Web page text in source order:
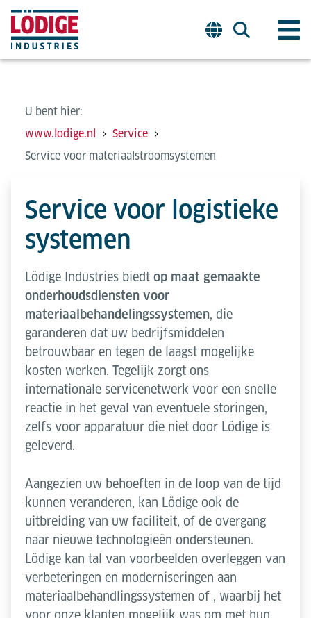
U bent hier:
www.lodige.nl
Service
Service voor materiaalstroomsystemen
Service voor logistieke
systemen
Lödige Industries biedt op maat gemaakte
onderhoudsdiensten voor
materiaalbehandelingssystemen, die
garanderen dat uw bedrijfsmiddelen
betrouwbaar en tegen de laagst mogelijke
kosten werken. Tegelijk zorgt ons
internationale servicenetwerk voor een snelle
reactie in het geval van eventuele storingen,
zelfs voor apparatuur die niet door Lödige is
geleverd.
Aangezien uw behoeften in de loop van de tijd
kunnen veranderen, kan Lödige ook de
uitbreiding van uw faciliteit, of de overgang
naar nieuwe technologieën ondersteunen.
Lödige kan tal van voorbeelden overleggen van
verbeteringen en moderniseringen aan
materiaalbehandlingssystemen of , waarbij het
voor onze klanten mogelijk was om met hun